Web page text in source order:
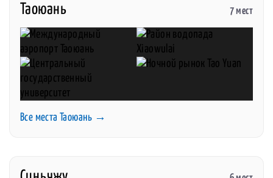
Таоюань 7 мест
Все места Таоюань →